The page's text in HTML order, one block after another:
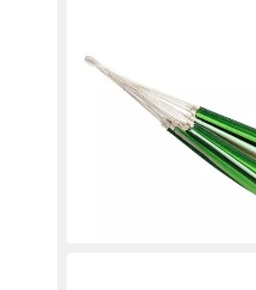
Belastbarkeit max.
Materialien
ab 65,92 € UVP99,90 €
lieferbar - in 3-4